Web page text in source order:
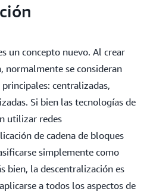
un concepto nuevo. Al crear
normalmente se consideran
centralizadas,
Si bien las tecnologías de
utilizar redes
de cadena de bloques
simplemente como
bien, la descentralización es
a todos los aspectos de